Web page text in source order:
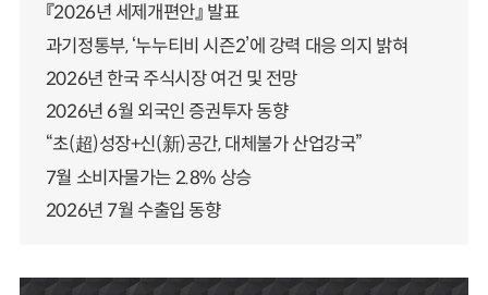
『2026년 세제개편안』 발표
과기정통부, ‘누누티비 시즌2’에 강력 대응 의지 밝혀
2026년 한국 주식시장 여건 및 전망
2026년 6월 외국인 증권투자 동향
“초(超)성장+신(新)공간, 대체불가 산업강국”
7월 소비자물가는 2.8% 상승
2026년 7월 수출입 동향